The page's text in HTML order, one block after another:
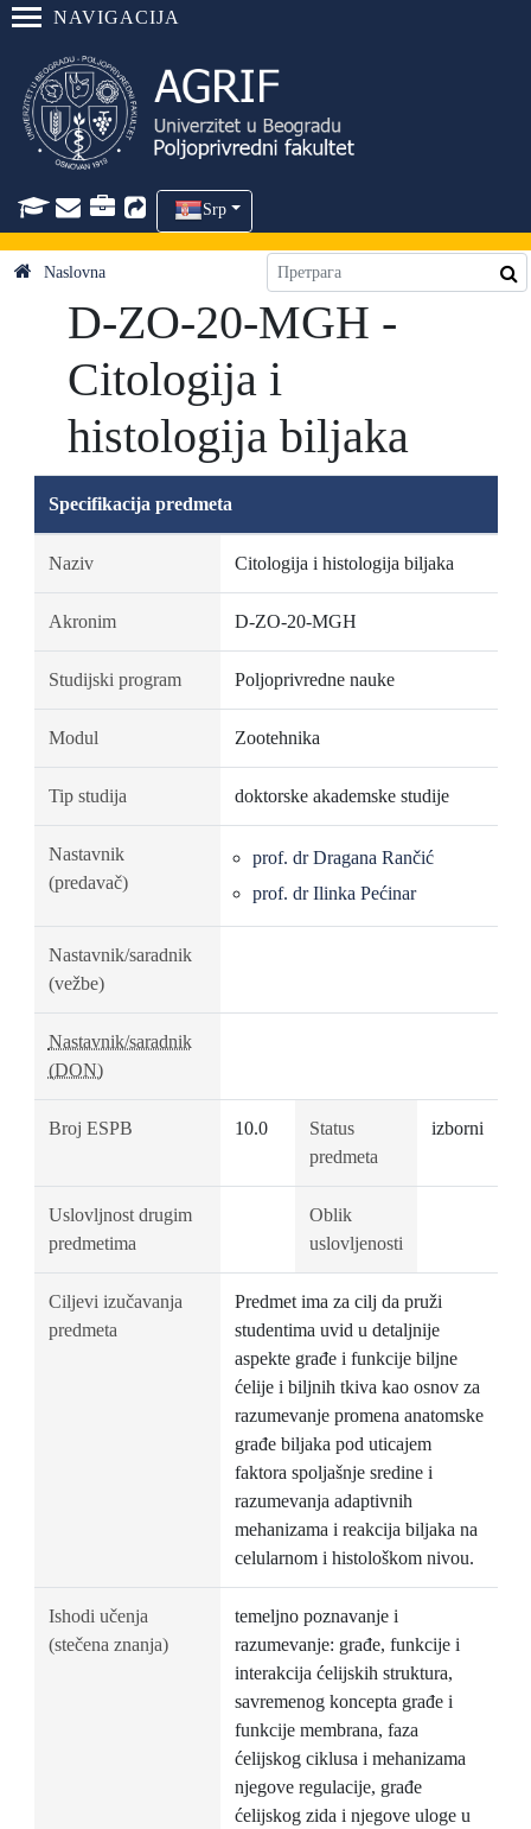
NAVIGACIJA
Srp
Naslovna
D-ZO-20-MGH -
Citologija i
histologija biljaka
Specifikacija predmeta
Naziv Citologija i histologija biljaka
Akronim D-ZO-20-MGH
Studijski program Poljoprivredne nauke
Modul Zootehnika
Tip studija doktorske akademske studije
Nastavnik
(predavač)
prof. dr Dragana Rančić
prof. dr Ilinka Pećinar
Nastavnik/saradnik
(vežbe)
Nastavnik/saradnik
(DON)
Broj ESPB 10.0
Status
predmeta
izborni
Uslovljnost drugim
predmetima
Oblik
uslovljenosti
Ciljevi izučavanja
predmeta
Predmet ima za cilj da pruži
studentima uvid u detaljnije
aspekte građe i funkcije biljne
ćelije i biljnih tkiva kao osnov za
razumevanje promena anatomske
građe biljaka pod uticajem
faktora spoljašnje sredine i
razumevanja adaptivnih
mehanizama i reakcija biljaka na
celularnom i histološkom nivou.
Ishodi učenja
(stečena znanja)
temeljno poznavanje i
razumevanje: građe, funkcije i
interakcija ćelijskih struktura,
savremenog koncepta građe i
funkcije membrana, faza
ćelijskog ciklusa i mehanizama
njegove regulacije, građe
ćelijskog zida i njegove uloge u